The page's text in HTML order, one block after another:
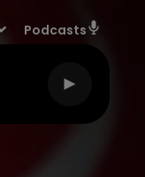
Podcasts